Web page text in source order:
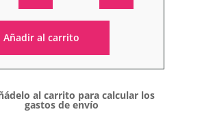
Añadir al carrito
al carrito para calcular los
gastos de envío